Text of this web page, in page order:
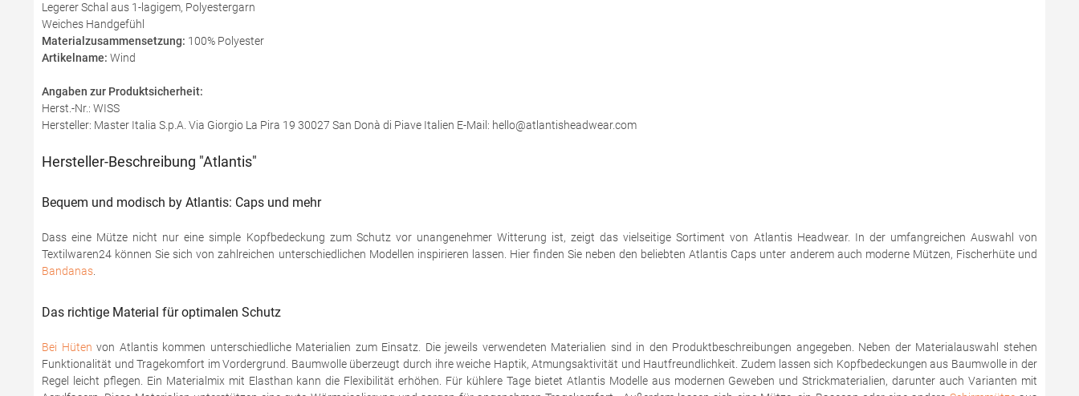
Legerer Schal aus 1-lagigem, Polyestergarn
Weiches Handgefühl
Materialzusammensetzung: 100% Polyester
Artikelname: Wind
Angaben zur Produktsicherheit:
Herst.-Nr.: WISS
Hersteller: Master Italia S.p.A. Via Giorgio La Pira 19 30027 San Donà di Piave Italien E-Mail: hello@atlantisheadwear.com
Hersteller-Beschreibung "Atlantis"
Bequem und modisch by Atlantis: Caps und mehr
Dass eine Mütze nicht nur eine simple Kopfbedeckung zum Schutz vor unangenehmer Witterung ist, zeigt das vielseitige Sortiment von Atlantis Headwear. In der umfangreichen Auswahl von
Textilwaren24 können Sie sich von zahlreichen unterschiedlichen Modellen inspirieren lassen. Hier finden Sie neben den beliebten Atlantis Caps unter anderem auch moderne Mützen, Fischerhüte und
Bandanas
Das richtige Material für optimalen Schutz
Bei Hüten von Atlantis kommen unterschiedliche Materialien zum Einsatz. Die jeweils verwendeten Materialien sind in den Produktbeschreibungen angegeben. Neben der Materialauswahl stehen
Funktionalität und Tragekomfort im Vordergrund. Baumwolle überzeugt durch ihre weiche Haptik, Atmungsaktivität und Hautfreundlichkeit. Zudem lassen sich Kopfbedeckungen aus Baumwolle in der
Regel leicht pflegen. Ein Materialmix mit Elasthan kann die Flexibilität erhöhen. Für kühlere Tage bietet Atlantis Modelle aus modernen Geweben und Strickmaterialien, darunter auch Varianten mit